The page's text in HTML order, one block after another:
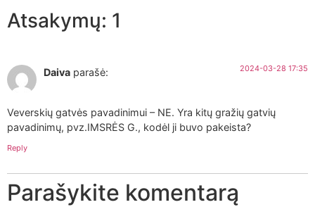
Atsakymų: 1
Daiva parašė: 2024-03-28 17:35
Veverskių gatvės pavadinimui – NE. Yra kitų gražių gatvių
pavadinimų, pvz.IMSRĖS G., kodėl ji buvo pakeista?
Reply
Parašykite komentarą